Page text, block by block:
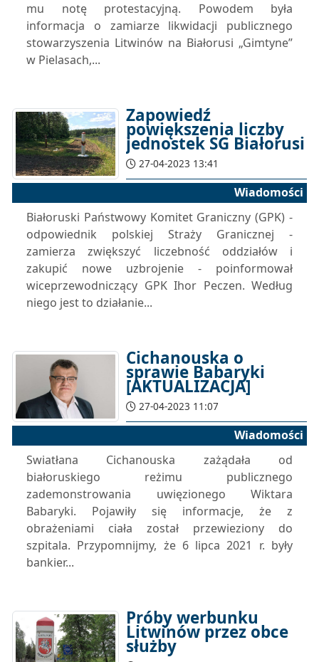
mu notę ​​protestacyjną. Powodem była
informacja o zamiarze likwidacji publicznego
stowarzyszenia Litwinów na Białorusi „Gimtyne”
w Pielasach,...
Zapowiedź
powiększenia liczby
jednostek SG Białorusi
27-04-2023 13:41
Wiadomości
Białoruski Państwowy Komitet Graniczny (GPK) -
odpowiednik polskiej Straży Granicznej -
zamierza zwiększyć liczebność oddziałów i
zakupić nowe uzbrojenie - poinformował
wiceprzewodniczący GPK Ihor Peczen. Według
niego jest to działanie...
Cichanouska o
sprawie Babaryki
[AKTUALIZACJA]
27-04-2023 11:07
Wiadomości
Swiatłana Cichanouska zażądała od
białoruskiego reżimu publicznego
zademonstrowania uwięzionego Wiktara
Babaryki. Pojawiły się informacje, że z
obrażeniami ciała został przewieziony do
szpitala. Przypomnijmy, że 6 lipca 2021 r. były
bankier...
Próby werbunku
Litwinów przez obce
służby